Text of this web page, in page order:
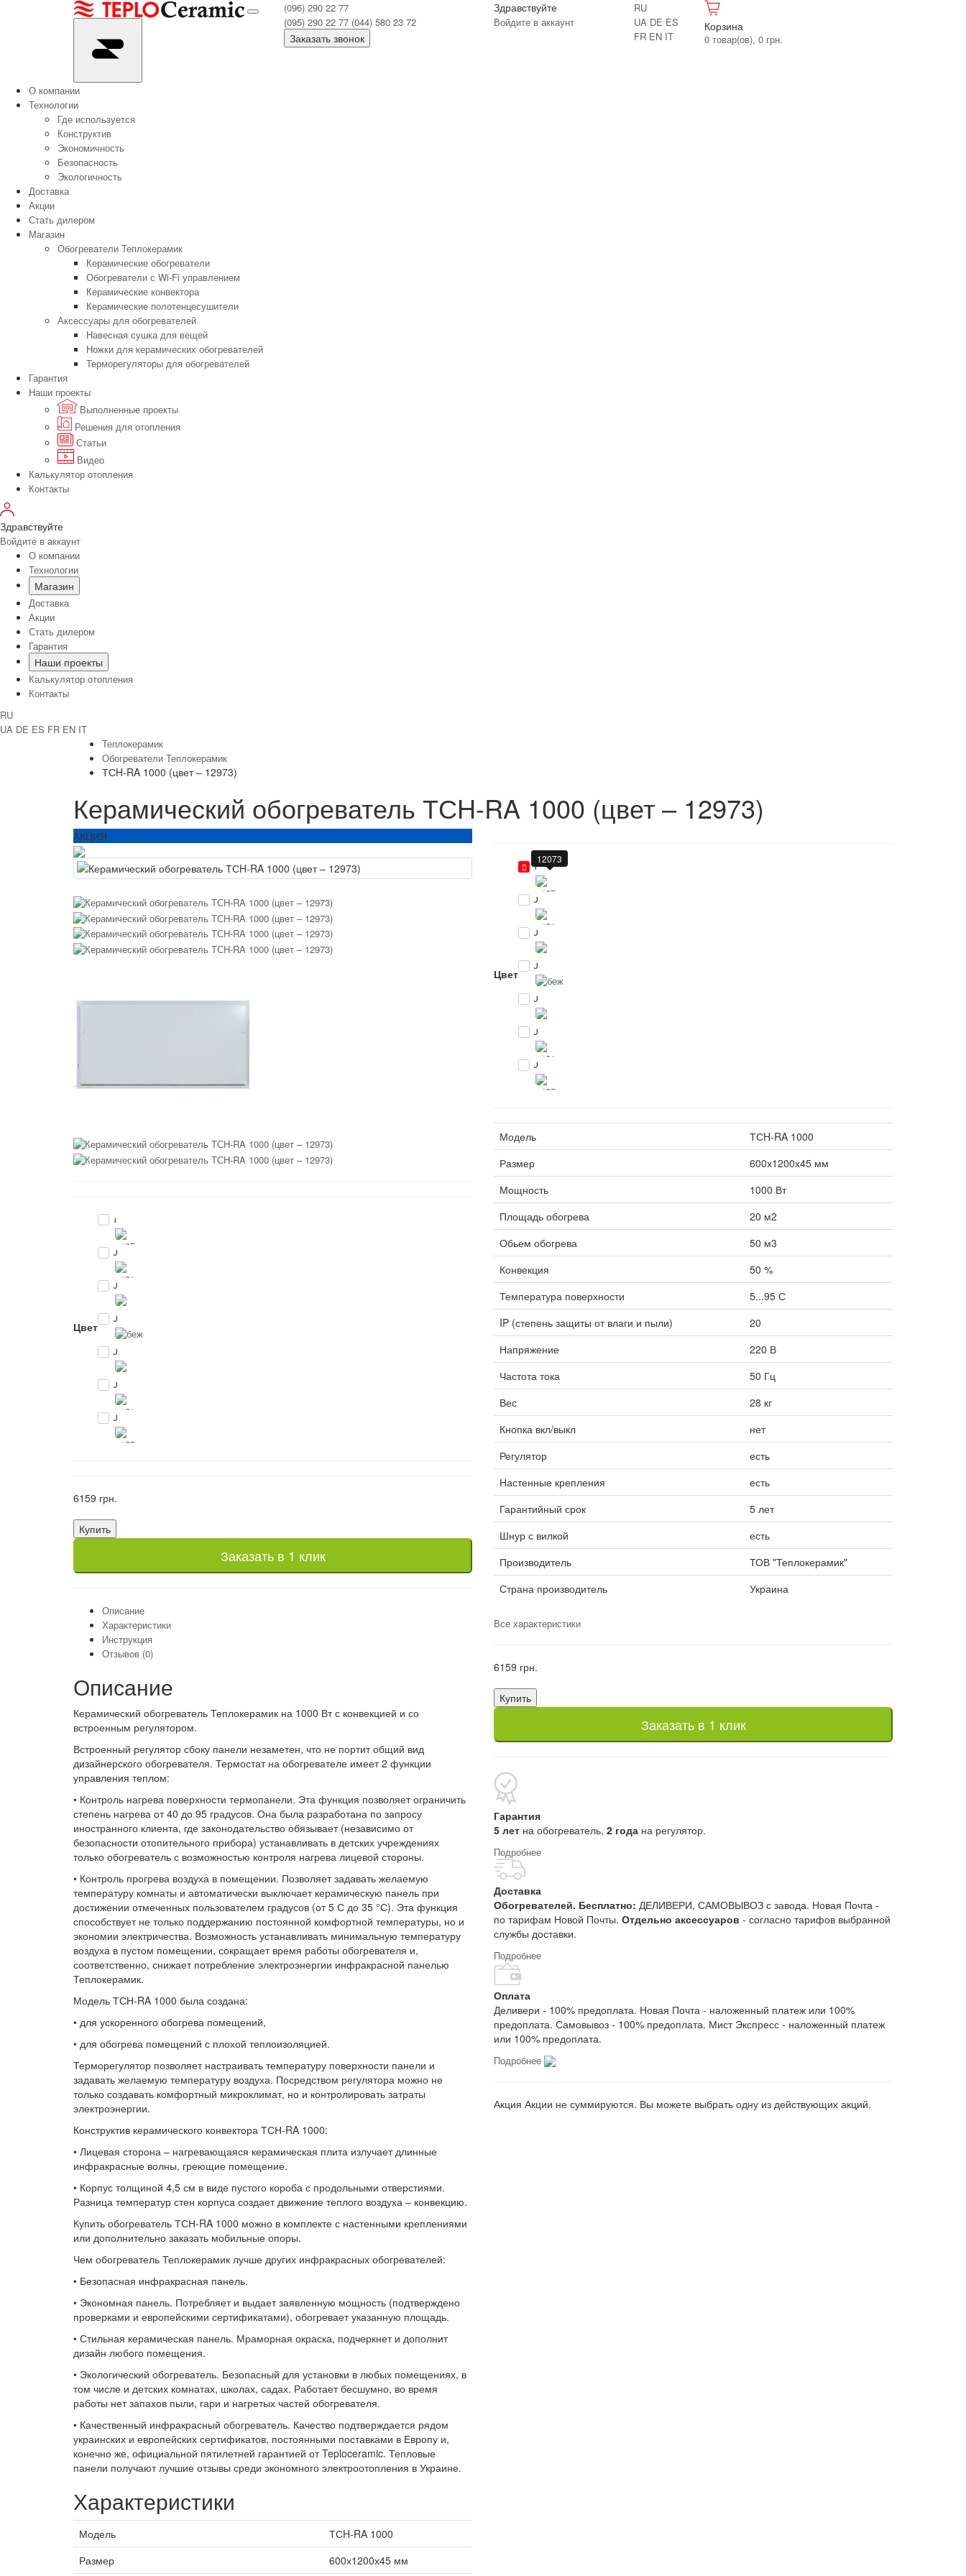
(096) 290 22 77
(095) 290 22 77 (044) 580 23 72
Заказать звонок
Здравствуйте
Войдите в аккаунт
RU
UA DE ES
FR EN IT
Корзина
0 товар(ов), 0 грн.
О компании
Технологии
Где используется
Конструктив
Экономичность
Безопасность
Экологичность
Доставка
Акции
Стать дилером
Магазин
Обогреватели Теплокерамик
Керамические обогреватели
Обогреватели с Wi-Fi управлением
Керамические конвектора
Керамические полотенцесушители
Аксессуары для обогревателей
Навесная сушка для вещей
Ножки для керамических обогревателей
Терморегуляторы для обогревателей
Гарантия
Наши проекты
Выполненные проекты
Решения для отопления
Статьи
Видео
Калькулятор отопления
Контакты
Здравствуйте
Войдите в аккаунт
О компании
Технологии
Магазин
Доставка
Акции
Стать дилером
Гарантия
Наши проекты
Калькулятор отопления
Контакты
RU
UA DE ES FR EN IT
Теплокерамик
Обогреватели Теплокерамик
ТСH-RA 1000 (цвет – 12973)
Керамический обогреватель ТСH-RA 1000 (цвет – 12973)
АКЦИЯ
Цвет
1
0
0
0
0
0
0
6159 грн.
Купить
Заказать в 1 клик
Описание
Характеристики
Инструкция
Отзывов (0)
Описание
Керамический обогреватель Теплокерамик на 1000 Вт с конвекцией и со
встроенным регулятором.
Встроенный регулятор сбоку панели незаметен, что не портит общий вид
дизайнерского обогревателя. Термостат на обогревателе имеет 2 функции
управления теплом:
• Контроль нагрева поверхности термопанели. Эта функция позволяет ограничить
степень нагрева от 40 до 95 градусов. Она была разработана по запросу
иностранного клиента, где законодательство обязывает (независимо от
безопасности отопительного прибора) устанавливать в детских учреждениях
только обогреватель с возможностью контроля нагрева лицевой стороны.
• Контроль прогрева воздуха в помещении. Позволяет задавать желаемую
температуру комнаты и автоматически выключает керамическую панель при
достижении отмеченных пользователем градусов (от 5 С до 35 °С). Эта функция
способствует не только поддержанию постоянной комфортной температуры, но и
экономии электричества. Возможность устанавливать минимальную температуру
воздуха в пустом помещении, сокращает время работы обогревателя и,
соответственно, снижает потребление электроэнергии инфракрасной панелью
Теплокерамик.
Модель ТСН-RA 1000 была создана:
• для ускоренного обогрева помещений,
• для обогрева помещений с плохой теплоизоляцией.
Терморегулятор позволяет настраивать температуру поверхности панели и
задавать желаемую температуру воздуха. Посредством регулятора можно не
только создавать комфортный микроклимат, но и контролировать затраты
электроэнергии.
Конструктив керамического конвектора ТСН-RA 1000:
• Лицевая сторона – нагревающаяся керамическая плита излучает длинные
инфракрасные волны, греющие помещение.
• Корпус толщиной 4,5 см в виде пустого короба с продольными отверстиями.
Разница температур стен корпуса создает движение теплого воздуха – конвекцию.
Купить обогреватель ТСН-RA 1000 можно в комплекте с настенными креплениями
или дополнительно заказать мобильные опоры.
Чем обогреватель Теплокерамик лучше других инфракрасных обогревателей:
• Безопасная инфракрасная панель.
• Экономная панель. Потребляет и выдает заявленную мощность (подтверждено
проверками и европейскими сертификатами), обогревает указанную площадь.
• Стильная керамическая панель. Мраморная окраска, подчеркнет и дополнит
дизайн любого помещения.
• Экологический обогреватель. Безопасный для установки в любых помещениях, в
том числе и детских комнатах, школах, садах. Работает бесшумно, во время
работы нет запахов пыли, гари и нагретых частей обогревателя.
• Качественный инфракрасный обогреватель. Качество подтверждается рядом
украинских и европейских сертификатов, постоянными поставками в Европу и,
конечно же, официальной пятилетней гарантией от Teploceramic. Тепловые
панели получают лучшие отзывы среди экономного электроотопления в Украине.
Характеристики
Модель
ТСH-RA 1000
Размер
600х1200х45 мм
Цвет
112073
0
0
0
0
0
0
Модель
ТСH-RA 1000
Размер
600х1200х45 мм
Мощность
1000 Вт
Площадь обогрева
20 м2
Обьем обогрева
50 м3
Конвекция
50 %
Температура поверхности
5...95 С
IP (степень защиты от влаги и пыли)
20
Напряжение
220 В
Частота тока
50 Гц
Вес
28 кг
Кнопка вкл/выкл
нет
Регулятор
есть
Настенные крепления
есть
Гарантийный срок
5 лет
Шнур с вилкой
есть
Производитель
ТОВ "Теплокерамик"
Страна производитель
Украина
Все характеристики
6159 грн.
Купить
Заказать в 1 клик
Гарантия
5 лет на обогреватель, 2 года на регулятор.
Подробнее
Доставка
Обогревателей. Бесплатно: ДЕЛИВЕРИ, САМОВЫВОЗ с завода. Новая Почта -
по тарифам Новой Почты. Отдельно аксессуаров - согласно тарифов выбранной
службы доставки.
Подробнее
Оплата
Деливери - 100% предоплата. Новая Почта - наложенный платеж или 100%
предоплата. Самовывоз - 100% предоплата. Мист Экспресс - наложенный платеж
или 100% предоплата.
Подробнее
Акция Акции не суммируются. Вы можете выбрать одну из действующих акций.